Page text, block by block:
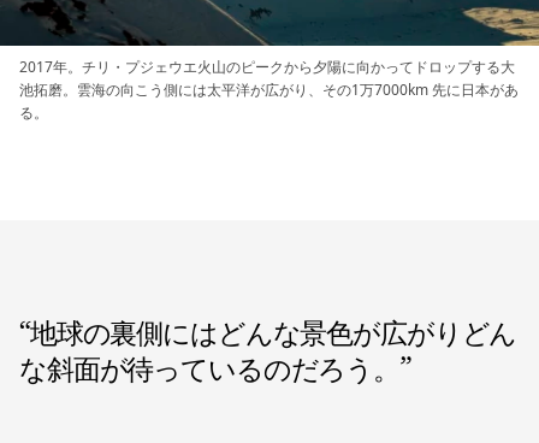
2017年。チリ・プジェウエ火山のピークから夕陽に向かってドロップする大
池拓磨。雲海の向こう側には太平洋が広がり、その1万7000km 先に日本があ
る。
“地球の裏側にはどんな景色が広がりどん
な斜面が待っているのだろう。 ”